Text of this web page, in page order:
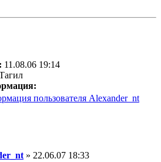
11.08.06 19:14
пользователя Alexander_nt
» 22.06.07 18:33